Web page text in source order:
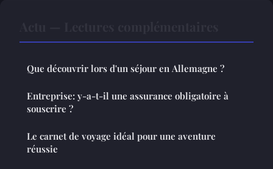
Que découvrir lors d'un séjour en Allemagne ?
Entreprise: y-a-t-il une assurance obligatoire à
souscrire ?
Le carnet de voyage idéal pour une aventure
réussie